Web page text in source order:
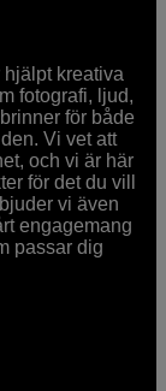
hjälpt kreativa
fotografi, ljud,
för både
Vi vet att
och vi är här
för det du vill
vi även
engagemang
passar dig